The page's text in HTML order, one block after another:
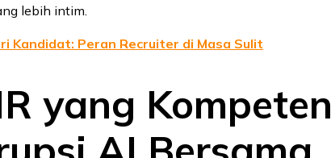
lebih intim.
Kandidat: Peran Recruiter di Masa Sulit
yang Kompeten